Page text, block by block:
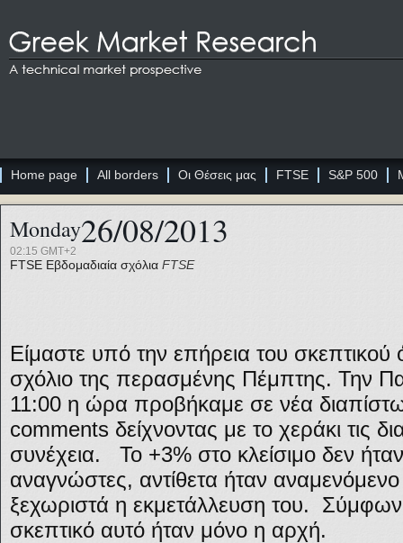
Home page All borders Οι Θέσεις μας FTSE S&P 500
Monday26/08/2013
02:15 GMT+2
FTSE Εβδομαδιαία σχόλια FTSE
Είμαστε υπό την επήρεια του
σχόλιο της περασμένης Πέμπτης. Την
11:00 η ώρα προβήκαμε σε νέα
comments δείχνοντας με το χεράκι τις
συνέχεια. Το +3% στο κλείσιμο δεν
αναγνώστες, αντίθετα ήταν αναμενόμενο
ξεχωριστά η εκμετάλλευση του.
σκεπτικό αυτό ήταν μόνο η αρχή.